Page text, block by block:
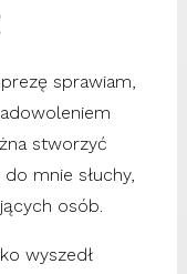
sprawiam,
stworzyć
mnie słuchy,
osób.
wyszedł